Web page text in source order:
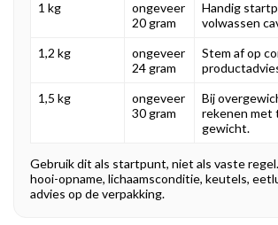
1 kg
ongeveer
20 gram
Handig
volwassen
1,2 kg
ongeveer
24 gram
Stem af op
1,5 kg
ongeveer
30 gram
Bij
rekenen met
gewicht.
Gebruik dit als startpunt, niet als vaste
hooi-opname, lichaamsconditie, keutels,
advies op de verpakking.